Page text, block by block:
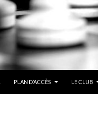
PLAN D’ACCÈS LE CLUB